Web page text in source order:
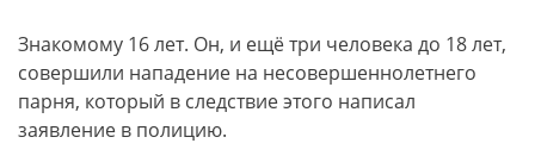
Знакомому 16 лет. Он, и ещё три человека до 18 лет,
совершили нападение на несовершеннолетнего
парня, который в следствие этого написал
заявление в полицию.